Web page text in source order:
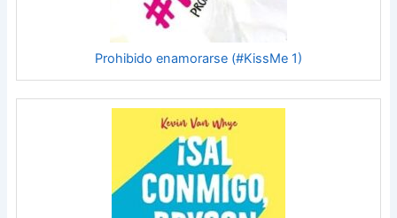
Prohibido enamorarse (#KissMe 1)